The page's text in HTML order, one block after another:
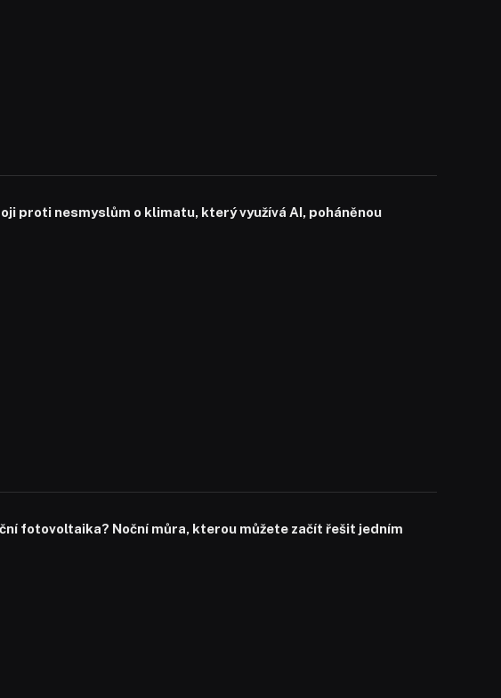
proti nesmyslům o klimatu, který využívá AI, poháněnou
fotovoltaika? Noční můra, kterou můžete začít řešit jedním